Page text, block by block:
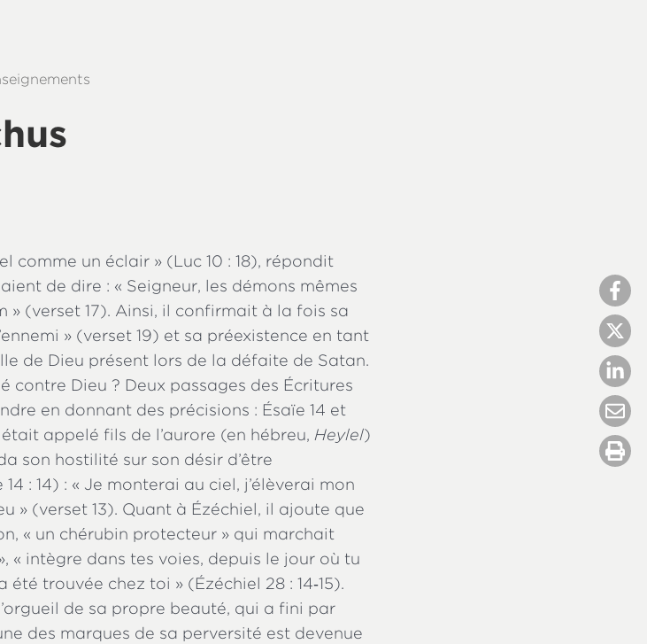
comme un éclair » (Luc 10 : 18), répondit
de dire : « Seigneur, les démons mêmes
» (verset 17). Ainsi, il confirmait à la fois sa
» (verset 19) et sa préexistence en tant
de Dieu présent lors de la défaite de Satan.
contre Dieu ? Deux passages des Écritures
en donnant des précisions : Ésaïe 14 et
appelé fils de l’aurore (en hébreu, Heylel)
son hostilité sur son désir d’être
: 14) : « Je monterai au ciel, j’élèverai mon
» (verset 13). Quant à Ézéchiel, il ajoute que
« un chérubin protecteur » qui marchait
« intègre dans tes voies, depuis le jour où tu
été trouvée chez toi » (Ézéchiel 28 : 14‑15).
de sa propre beauté, qui a fini par
des marques de sa perversité est devenue